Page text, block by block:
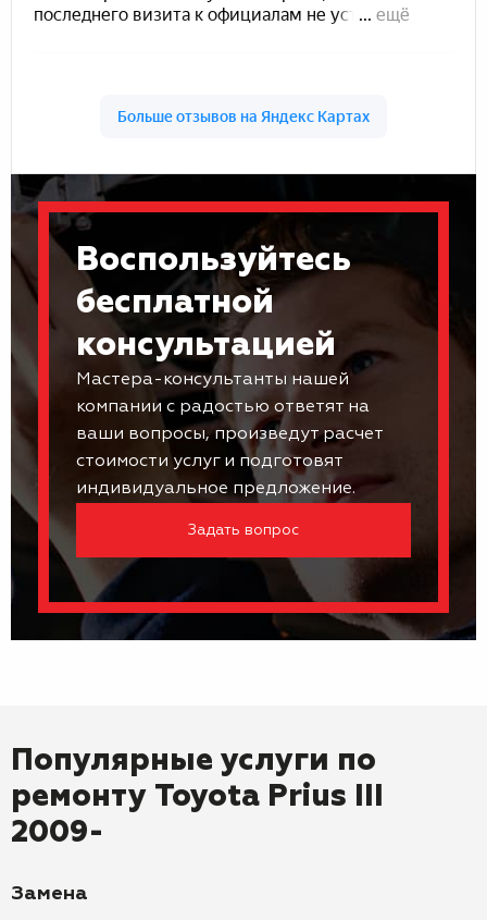
Воспользуйтесь
бесплатной
консультацией
Мастера-консультанты нашей
компании с радостью ответят на
ваши вопросы, произведут расчет
стоимости услуг и подготовят
индивидуальное предложение.
Задать вопрос
Популярные услуги по
ремонту Toyota Prius III
2009-
Замена